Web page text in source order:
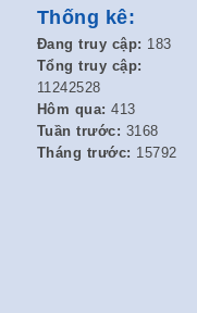
Thống kê:
Đang truy cập: 183
Tổng truy cập:
11242528
Hôm qua: 413
Tuần trước: 3168
Tháng trước: 15792